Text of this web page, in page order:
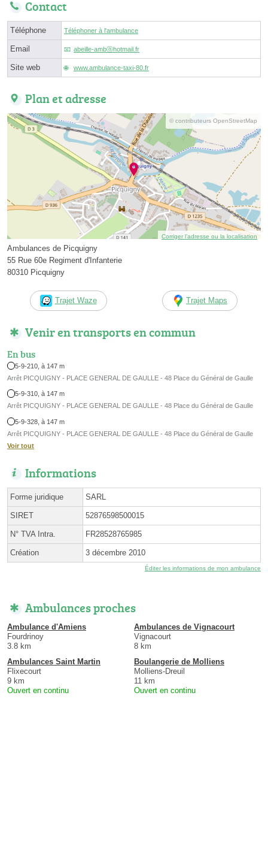
Contact
Téléphone Téléphoner à l'ambulance
Email abeille-ambⓐhotmail.fr
Site web www.ambulance-taxi-80.fr
Plan et adresse
© contributeurs OpenStreetMap
Corriger l’adresse ou la localisation
Ambulances de Picquigny
55 Rue 60e Regiment d'Infanterie
80310 Picquigny
Trajet Waze Trajet Maps
Venir en transports en commun
En bus
5-9-210, à 147 m
Arrêt PICQUIGNY - PLACE GENERAL DE GAULLE - 48 Place du Général de Gaulle
5-9-310, à 147 m
Arrêt PICQUIGNY - PLACE GENERAL DE GAULLE - 48 Place du Général de Gaulle
5-9-328, à 147 m
Arrêt PICQUIGNY - PLACE GENERAL DE GAULLE - 48 Place du Général de Gaulle
Voir tout
Informations
Forme juridique SARL
SIRET 52876598500015
N° TVA Intra. FR28528765985
Création 3 décembre 2010
Éditer les informations de mon ambulance
Ambulances proches
Ambulance d'Amiens
Fourdrinoy
3.8 km
Ambulances de Vignacourt
Vignacourt
8 km
Ambulances Saint Martin
Flixecourt
9 km
Ouvert en continu
Boulangerie de Molliens
Molliens-Dreuil
11 km
Ouvert en continu